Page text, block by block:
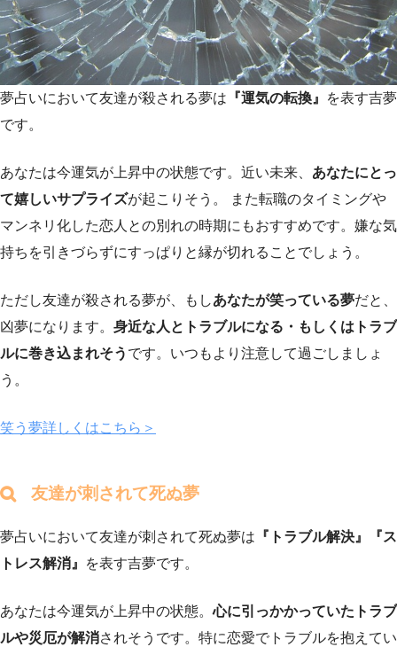
夢占いにおいて友達が殺される夢は 『運気の転換』
を表す吉夢
です。
あなたは今運気が上昇中の状態です。近い未来、 あなたにとっ
て嬉しいサプライズが起こりそう。 また転職のタイミングや
マンネリ化した恋人との別れの時期にもおすすめです。嫌な気
持ちを引きづらずにすっぱりと縁が切れることでしょう。
ただし友達が殺される夢が、もしあなたが笑っている夢だと、
凶夢になります。 身近な人とトラブルになる・もしくはトラブ
ルに巻き込まれそう です。いつもより注意して過ごしましょ
う。
笑う夢詳しくはこちら＞
友達が刺されて死ぬ夢
夢占いにおいて友達が刺されて死ぬ夢は 『トラブル解決』『ス
トレス解消』
を表す吉夢です。
あなたは今運気が上昇中の状態。心に引っかかっていたトラブ
ルや災厄が解消されそうです。特に恋愛でトラブルを抱えてい